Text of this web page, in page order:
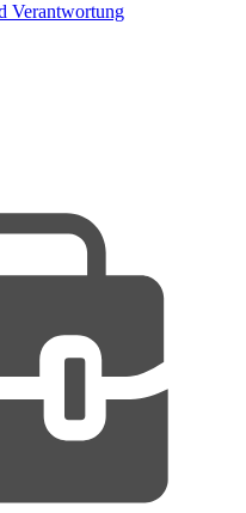
Verantwortung